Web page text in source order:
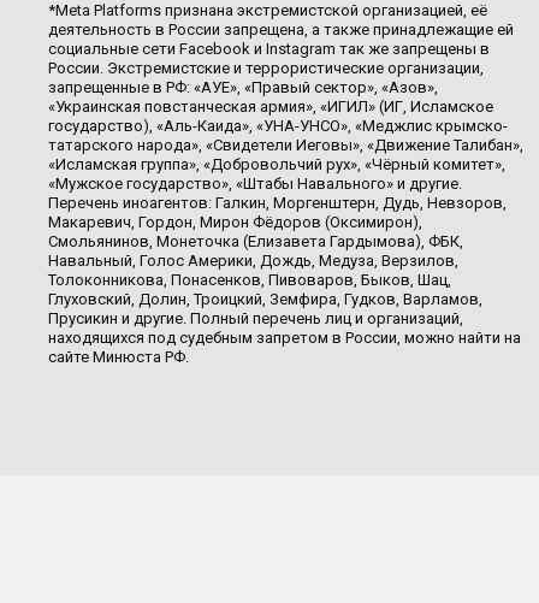
*Meta Platforms признана экстремистской организацией, её
деятельность в России запрещена, а также принадлежащие ей
социальные сети Facebook и Instagram так же запрещены в
России. Экстремистские и террористические организации,
запрещенные в РФ: «АУЕ», «Правый сектор», «Азов»,
«Украинская повстанческая армия», «ИГИЛ» (ИГ, Исламское
государство), «Аль-Каида», «УНА-УНСО», «Меджлис крымско-
татарского народа», «Свидетели Иеговы», «Движение Талибан»,
«Исламская группа», «Добровольчий рух», «Чёрный комитет»,
«Мужское государство», «Штабы Навального» и другие.
Перечень иноагентов: Галкин, Моргенштерн, Дудь, Невзоров,
Макаревич, Гордон, Мирон Фёдоров (Оксимирон),
Смольянинов, Монеточка (Елизавета Гардымова), ФБК,
Навальный, Голос Америки, Дождь, Медуза, Верзилов,
Толоконникова, Понасенков, Пивоваров, Быков, Шац,
Глуховский, Долин, Троицкий, Земфира, Гудков, Варламов,
Прусикин и другие. Полный перечень лиц и организаций,
находящихся под судебным запретом в России, можно найти на
сайте Минюста РФ.